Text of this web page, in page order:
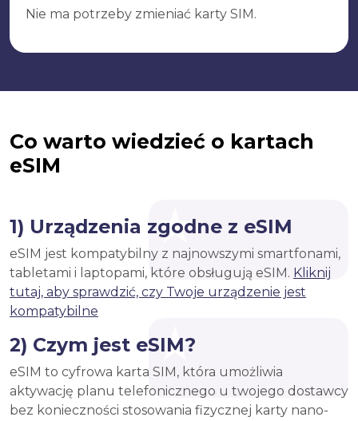
Nie ma potrzeby zmieniać karty SIM.
Co warto wiedzieć o kartach
eSIM
1) Urządzenia zgodne z eSIM
eSIM jest kompatybilny z najnowszymi smartfonami,
tabletami i laptopami, które obsługują eSIM. Kliknij
tutaj, aby sprawdzić, czy Twoje urządzenie jest
kompatybilne
2) Czym jest eSIM?
eSIM to cyfrowa karta SIM, która umożliwia
aktywację planu telefonicznego u twojego dostawcy
bez konieczności stosowania fizycznej karty nano-